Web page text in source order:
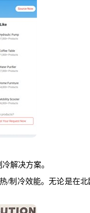
解决方案。
/制冷效能。无论是在